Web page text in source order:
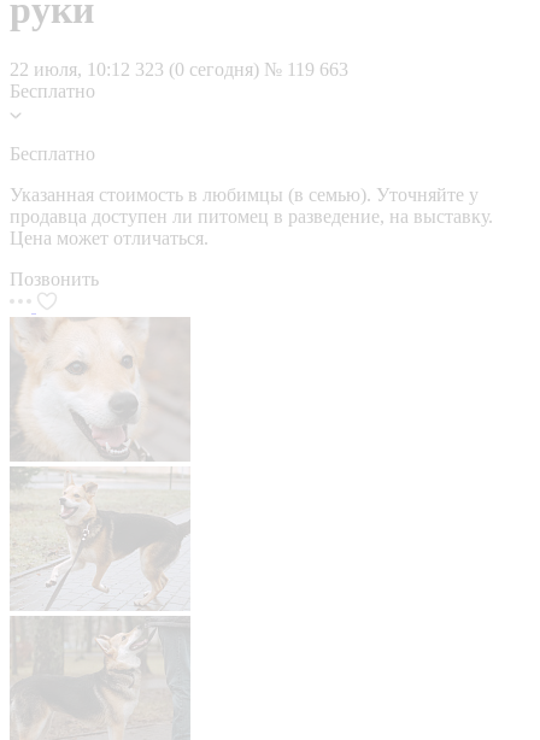
руки
22 июля, 10:12 323 (0 сегодня) № 119 663
Бесплатно
Бесплатно
Указанная стоимость в любимцы (в семью). Уточняйте у
продавца доступен ли питомец в разведение, на выставку.
Цена может отличаться.
Позвонить